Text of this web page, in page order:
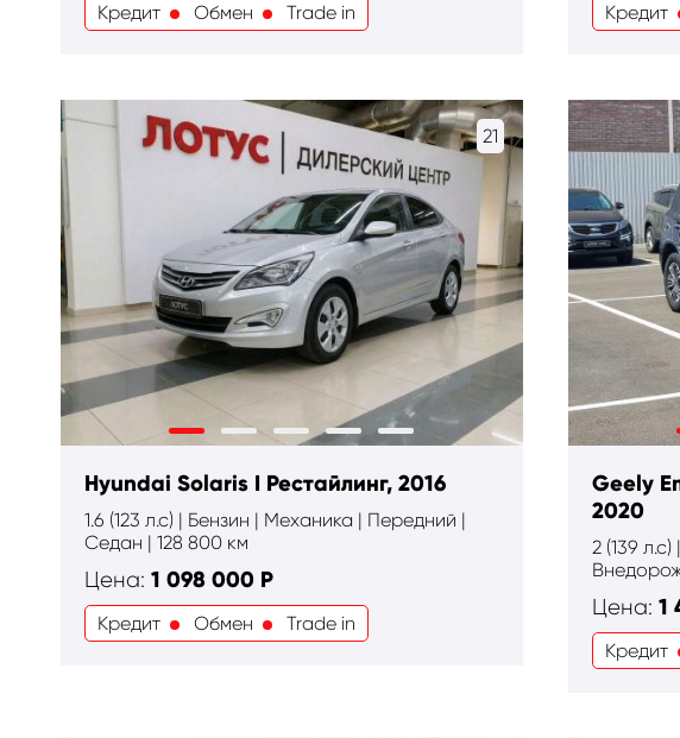
Кредит Обмен Trade in Кредит
21
Hyundai Solaris I Рестайлинг, 2016
1.6 (123 л.с) | Бензин | Механика | Передний |
Cедан | 128 800 км
Цена: 1 098 000 Р
Кредит Обмен Trade in
Geely
2020
2 (139
Цена: 1
Кредит